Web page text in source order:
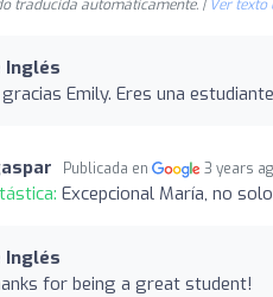
traducida automáticamente. | Ver
Inglés
Emily. Eres una
Publicada en 3 years
Excepcional María, no
Inglés
for being a great student!